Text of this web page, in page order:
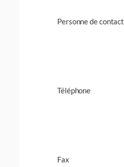
Personne de contact
Téléphone
Fax